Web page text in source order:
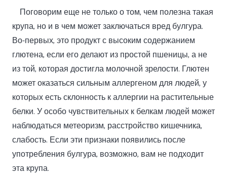
Поговорим еще не только о том, чем полезна такая
крупа, но и в чем может заключаться вред булгура.
Во-первых, это продукт с высоким содержанием
глютена, если его делают из простой пшеницы, а не
из той, которая достигла молочной зрелости. Глютен
может оказаться сильным аллергеном для людей, у
которых есть склонность к аллергии на растительные
белки. У особо чувствительных к белкам людей может
наблюдаться метеоризм, расстройство кишечника,
слабость. Если эти признаки появились после
употребления булгура, возможно, вам не подходит
эта крупа.